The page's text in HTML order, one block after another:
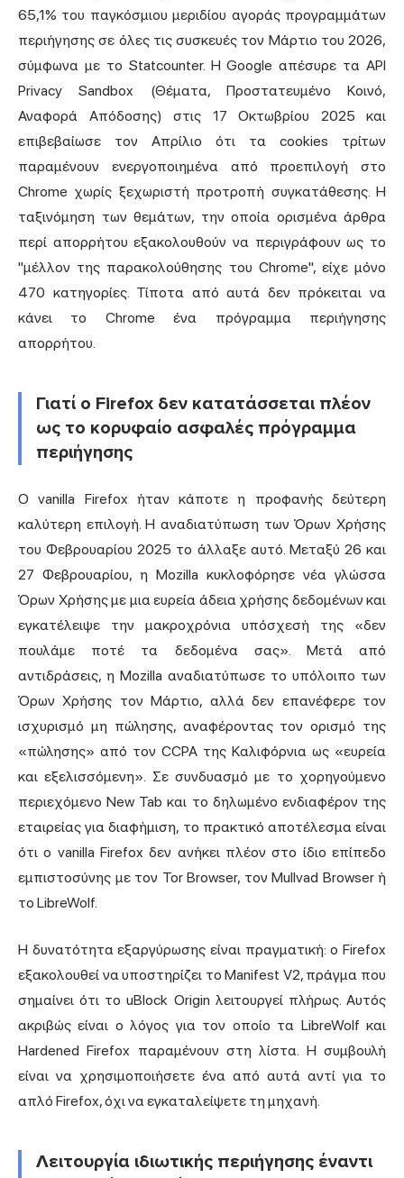
65,1% του παγκόσμιου μεριδίου αγοράς προγραμμάτων
περιήγησης σε όλες τις συσκευές τον Μάρτιο του 2026,
σύμφωνα με το Statcounter. Η Google απέσυρε τα API
Privacy Sandbox (Θέματα, Προστατευμένο Κοινό,
Αναφορά Απόδοσης) στις 17 Οκτωβρίου 2025 και
επιβεβαίωσε τον Απρίλιο ότι τα cookies τρίτων
παραμένουν ενεργοποιημένα από προεπιλογή στο
Chrome χωρίς ξεχωριστή προτροπή συγκατάθεσης. Η
ταξινόμηση των θεμάτων, την οποία ορισμένα άρθρα
περί απορρήτου εξακολουθούν να περιγράφουν ως το
"μέλλον της παρακολούθησης του Chrome", είχε μόνο
470 κατηγορίες. Τίποτα από αυτά δεν πρόκειται να
κάνει το Chrome ένα πρόγραμμα περιήγησης
απορρήτου.
Γιατί ο Firefox δεν κατατάσσεται πλέον
ως το κορυφαίο ασφαλές πρόγραμμα
περιήγησης
Ο vanilla Firefox ήταν κάποτε η προφανής δεύτερη
καλύτερη επιλογή. Η αναδιατύπωση των Όρων Χρήσης
του Φεβρουαρίου 2025 το άλλαξε αυτό. Μεταξύ 26 και
27 Φεβρουαρίου, η Mozilla κυκλοφόρησε νέα γλώσσα
Όρων Χρήσης με μια ευρεία άδεια χρήσης δεδομένων και
εγκατέλειψε την μακροχρόνια υπόσχεσή της «δεν
πουλάμε ποτέ τα δεδομένα σας». Μετά από
αντιδράσεις, η Mozilla αναδιατύπωσε το υπόλοιπο των
Όρων Χρήσης τον Μάρτιο, αλλά δεν επανέφερε τον
ισχυρισμό μη πώλησης, αναφέροντας τον ορισμό της
«πώλησης» από τον CCPA της Καλιφόρνια ως «ευρεία
και εξελισσόμενη». Σε συνδυασμό με το χορηγούμενο
περιεχόμενο New Tab και το δηλωμένο ενδιαφέρον της
εταιρείας για διαφήμιση, το πρακτικό αποτέλεσμα είναι
ότι ο vanilla Firefox δεν ανήκει πλέον στο ίδιο επίπεδο
εμπιστοσύνης με τον Tor Browser, τον Mullvad Browser ή
το LibreWolf.
Η δυνατότητα εξαργύρωσης είναι πραγματική: ο Firefox
εξακολουθεί να υποστηρίζει το Manifest V2, πράγμα που
σημαίνει ότι το uBlock Origin λειτουργεί πλήρως. Αυτός
ακριβώς είναι ο λόγος για τον οποίο τα LibreWolf και
Hardened Firefox παραμένουν στη λίστα. Η συμβουλή
είναι να χρησιμοποιήσετε ένα από αυτά αντί για το
απλό Firefox, όχι να εγκαταλείψετε τη μηχανή.
Λειτουργία ιδιωτικής περιήγησης έναντι